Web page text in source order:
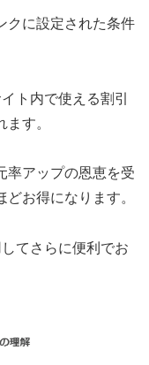
クに設定された条件
ト内で使える割引
す。
率アップの恩恵を受
どお得になります。
てさらに便利でお